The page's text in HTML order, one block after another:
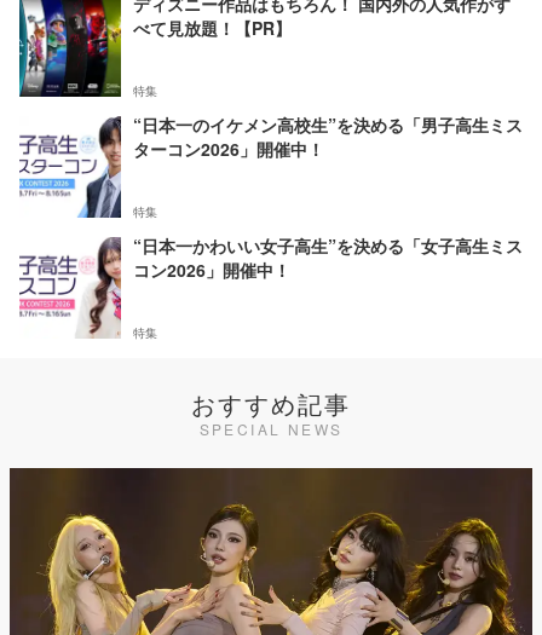
べて見放題！【PR】
特集
“日本一のイケメン高校生”を決める「男子高生ミス
ターコン2026」開催中！
特集
“日本一かわいい女子高生”を決める「女子高生ミス
コン2026」開催中！
特集
おすすめ記事
SPECIAL NEWS